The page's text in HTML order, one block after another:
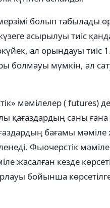
болып табылады
асырылуы тиіс
ал орындауы тиіс
болмауы мүмкін, ал
мәмілелер ( futures)
қағаздардың саны
бағамы
Фьючерстік
жасалған кезде
бойынша